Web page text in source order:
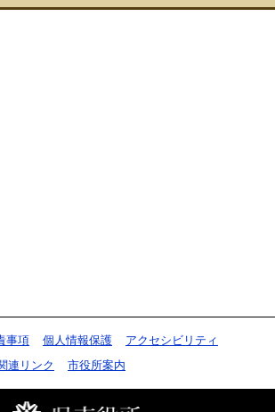
事項 個人情報保護
アクセシビリティ
連リンク 市役所案内